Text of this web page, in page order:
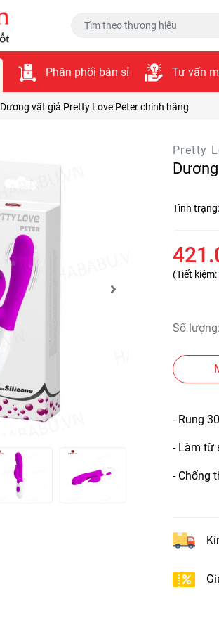
Phân phối bán sỉ Tư vấn
Dương vật giả Pretty Love Peter chính hãng
Pretty
Tình trạng:
(Tiết kiệm:
Số lượng:
- Rung
- Làm từ
- Chống